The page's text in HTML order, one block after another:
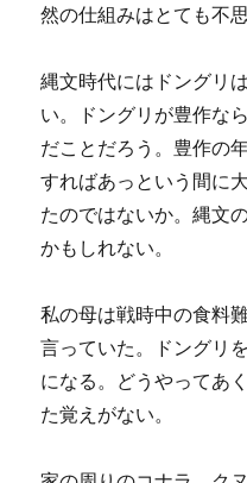
然の仕組みはとても不思
縄文時代にはドングリ
い。ドングリが豊作な
だことだろう。豊作の
すればあっという間に
たのではないか。縄文
かもしれない。
私の母は戦時中の食料
言っていた。ドングリ
になる。どうやってあ
た覚えがない。